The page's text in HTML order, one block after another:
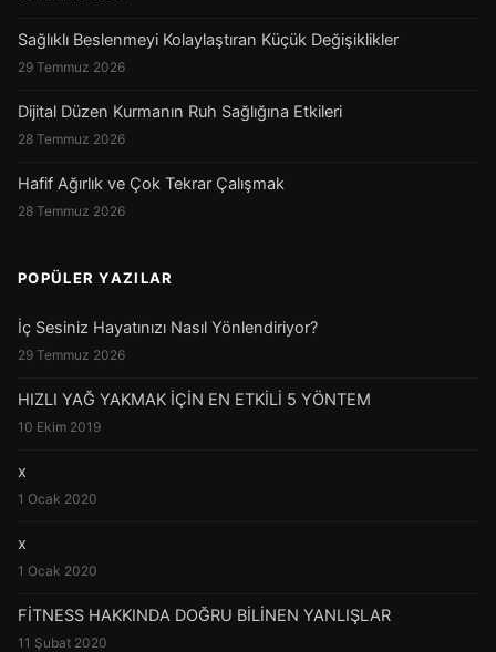
Sağlıklı Beslenmeyi Kolaylaştıran Küçük Değişiklikler
29 Temmuz 2026
Dijital Düzen Kurmanın Ruh Sağlığına Etkileri
28 Temmuz 2026
Hafif Ağırlık ve Çok Tekrar Çalışmak
28 Temmuz 2026
POPÜLER YAZILAR
İç Sesiniz Hayatınızı Nasıl Yönlendiriyor?
29 Temmuz 2026
HIZLI YAĞ YAKMAK İÇİN EN ETKİLİ 5 YÖNTEM
10 Ekim 2019
x
1 Ocak 2020
x
1 Ocak 2020
FİTNESS HAKKINDA DOĞRU BİLİNEN YANLIŞLAR
11 Şubat 2020